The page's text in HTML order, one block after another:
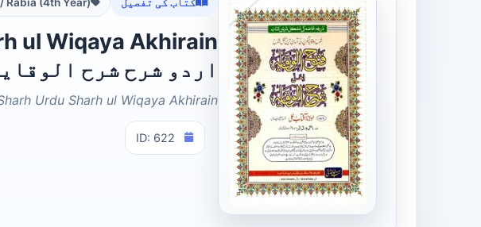
اردو شرح شرح
Urdu Sharh ul Wiqaya Akhirain
ID: 622